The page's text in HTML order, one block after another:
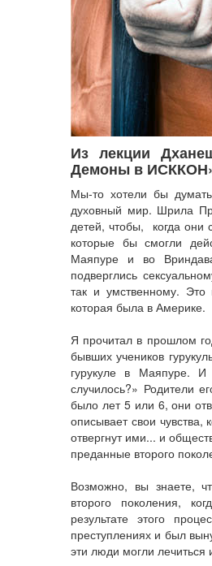
Из лекции
Демоны в
Мы-то хотели бы
духовный мир. Шрила
детей, чтобы, когда они
которые бы смогли
Маяпуре и во
подверглись
так и умственному.
которая была в Америке.
Я прочитал в прошлом
бывших учеников
гурукуле в Маяпуре.
случилось?» Родители
было лет 5 или 6, они
описывает свои
отвергнут ими... и
преданные второго
Возможно, вы знаете,
второго поколения,
результате этого
преступлениях и был
эти люди могли лечиться